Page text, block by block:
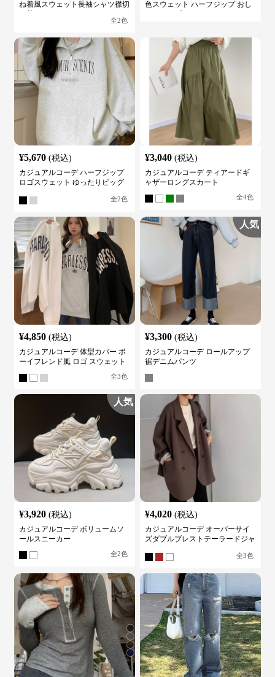
ね着風スウェット長袖シャツ襟切
全2色
色スウェット ハーフジップ おし
¥5,670 (税込)
カジュアルコーデ ハーフジップ
ロゴスウェット ゆったりビッグ
全2色
¥3,040 (税込)
カジュアルコーデ ティアードギ
ャザーロングスカート
全4色
¥4,850 (税込)
カジュアルコーデ 体型カバー ボ
ーイフレンド風 ロゴ スウェット
全3色
人気
¥3,300 (税込)
カジュアルコーデ ロールアップ
裾デニムパンツ
人気
¥3,920 (税込)
カジュアルコーデ ボリュームソ
ールスニーカー
全2色
¥4,020 (税込)
カジュアルコーデ オーバーサイ
ズダブルブレストテーラードジャ
全3色